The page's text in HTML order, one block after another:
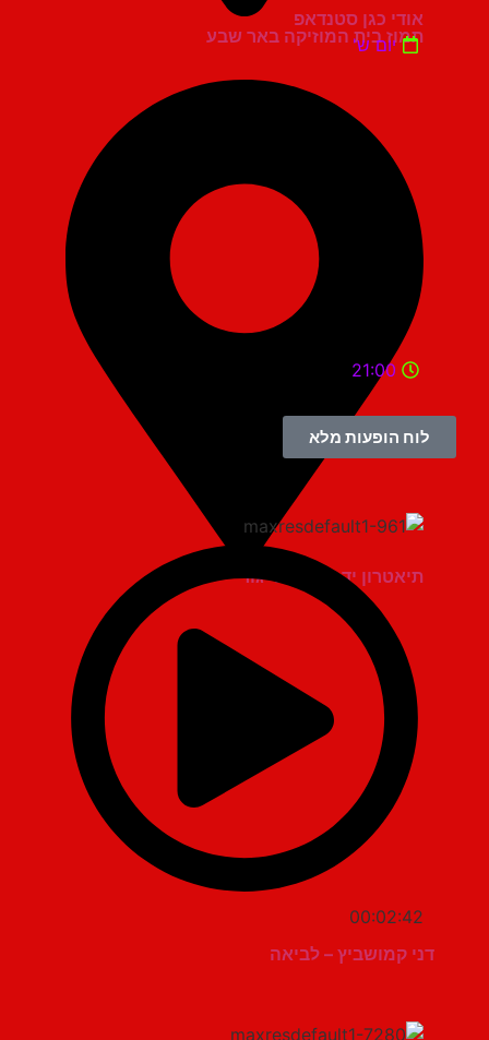
תמוז בית המוזיקה באר שבע
אודי כגן סטנדאפ
יום ש'
תיאטרון יד למגינים יגור
21:00
לוח הופעות מלא
00:02:42
דני קמושביץ – לביאה